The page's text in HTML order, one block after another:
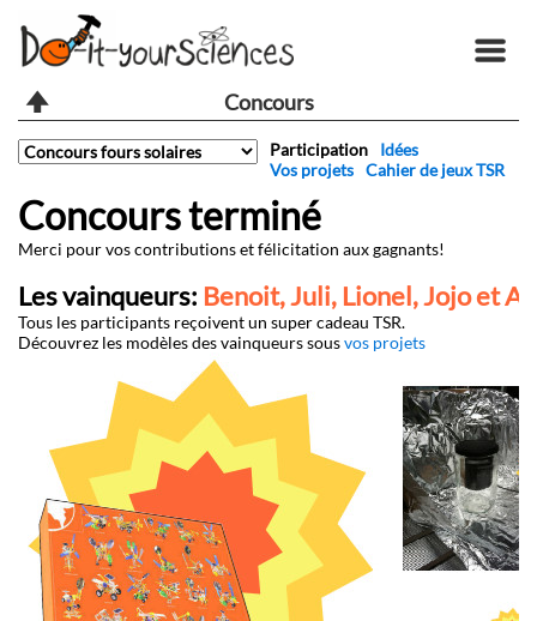
Concours
Participation
Idées
Vos projets Cahier de jeux TSR
Concours terminé
Merci pour vos contributions et félicitation aux gagnants!
Les vainqueurs: Benoit, Juli, Lionel, Jojo et
Tous les participants reçoivent un super cadeau TSR.
Découvrez les modèles des vainqueurs sousvos projets